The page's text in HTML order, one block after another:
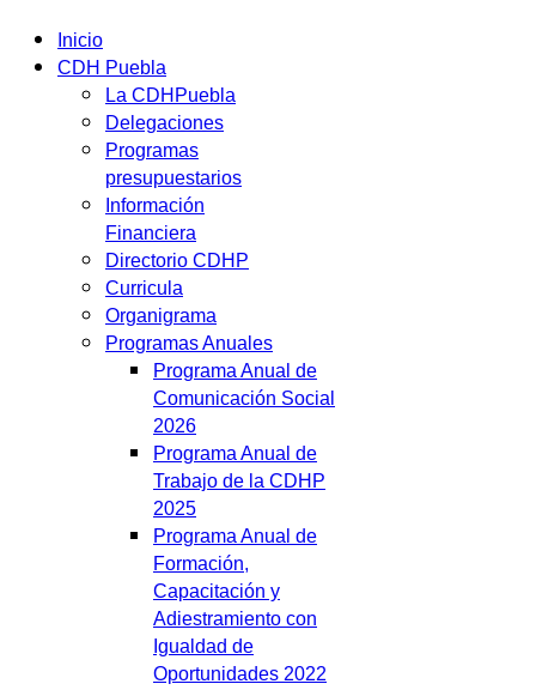
Inicio
CDH Puebla
La CDHPuebla
Delegaciones
Programas
presupuestarios
Información
Financiera
Directorio CDHP
Curricula
Organigrama
Programas Anuales
Programa Anual de
Comunicación Social
2026
Programa Anual de
Trabajo de la CDHP
2025
Programa Anual de
Formación,
Capacitación y
Adiestramiento con
Igualdad de
Oportunidades 2022